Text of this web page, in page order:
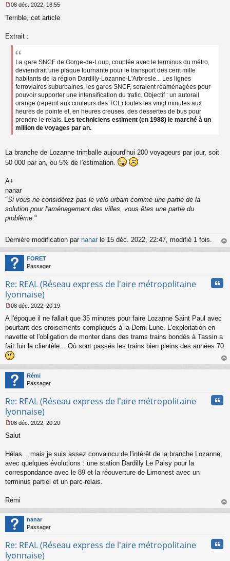
e
s
08 déc. 2022, 18:55
Terrible, cet article
Extrait :
La gare SNCF de Gorge-de-Loup, couplée avec le terminus du métro,
deviendrait une plaque tournante pour le transport des cent mille
habitants de la région Dardilly-Lozanne-L'Arbresle... Les lignes
ferroviaires suburbaines, les gares SNCF, seraient réaménagées pour
pouvoir supporter une intensification du trafic. Objectif : un autorail
orange (repeint aux couleurs des TCL) toutes les vingt minutes aux
heures de pointe et, en heures creuses, des dessertes de bus pour
prendre le relais. Les techniciens estiment (en 1988) le marché à un
million de voyages par an.
La branche de Lozanne trimballe aujourd'hui 200 voyageurs par jour, soit
50 000 par an, ou 5% de l'estimation.
A+
nanar
"Si vous ne considérez pas le vélo urbain comme une partie de la
solution pour l'aménagement des villes, vous êtes une partie du
problème ."
Dernière modification par nanar le 15 déc. 2022, 22:47, modifié 1 fois.
au
FORET
Passager
Re: REAL (Réseau express de l'aire métropolitaine
lyonnaise)
e
s
s
a
g
e
n
o
n
l
08 déc. 2022, 20:19
A l'époque il ne fallait que 35 minutes pour faire Lozanne Saint Paul avec
pourtant des croisements compliqués à la Demi-Lune. L'exploitation en
navette et l'obligation de monter dans des trams trains bondés à Tassin a
fait fuir la clientèle... Où sont passés les trains bien pleins des années 70
au
Rémi
Passager
Re: REAL (Réseau express de l'aire métropolitaine
lyonnaise)
e
s
g
e
n
n
u
08 déc. 2022, 20:20
Salut
Hélas... mais je suis assez convaincu de l'intérêt de la branche Lozanne,
avec quelques évolutions : une station Dardilly Le Paisy pour la
correspondance avec le 89 et la réouverture de Limonest avec un
terminus partiel et un parc-relais.
Rémi
au
nanar
Passager
Re: REAL (Réseau express de l'aire métropolitaine
lyonnaise)